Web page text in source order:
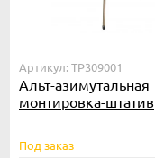
Артикул: TP309001
Альт-азимутальная
монтировка-штатив
Под заказ